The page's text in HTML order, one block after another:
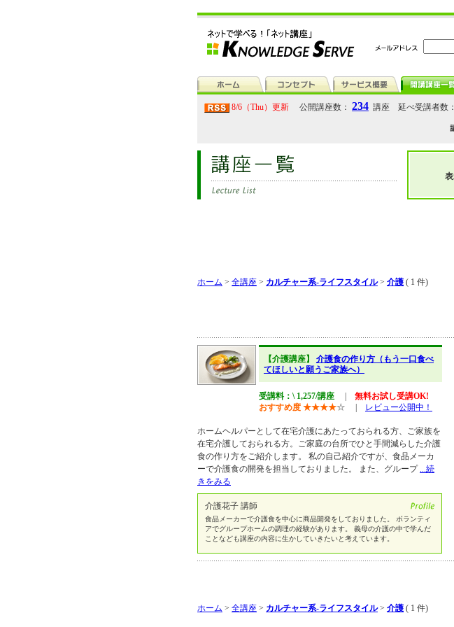
8/6（Thu）更新 公開講座数： 234 講座 延べ受講者数：
ホーム > 全講座 > カルチャー系-ライフスタイル> 介護 ( 1 件)
【介護講座】 介護食の作り方（もう一口食べ
てほしいと願うご家族へ）
受講料：\ 1,257/講座
無料お試し受講OK!
おすすめ度 ★★★★☆ レビュー公開中！
ホームヘルパーとして在宅介護にあたっておられる方、ご家族を
在宅介護しておられる方。ご家庭の台所でひと手間減らした介護
食の作り方をご紹介します。 私の自己紹介ですが、食品メーカ
ーで介護食の開発を担当しておりました。 また、グループ ...続
きをみる
介護花子 講師
食品メーカーで介護食を中心に商品開発をしておりました。 ボランティ
アでグループホームの調理の経験があります。 義母の介護の中で学んだ
ことなども講座の内容に生かしていきたいと考えています。
ホーム > 全講座 > カルチャー系-ライフスタイル> 介護 ( 1 件)